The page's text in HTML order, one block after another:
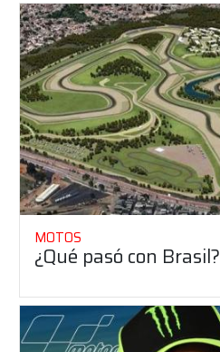
MOTOS
¿Qué pasó con Brasil?